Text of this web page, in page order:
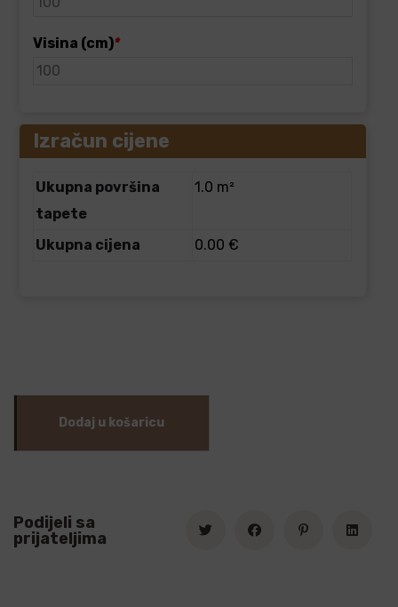
Visina (cm)*
Izračun cijene
Ukupna površina
tapete
1.0 m²
Ukupna cijena 0.00 €
Dodaj u košaricu
Podijeli sa
prijateljima